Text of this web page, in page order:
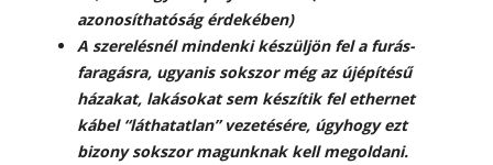
azonosíthatóság érdekében)
A szerelésnél mindenki készüljön fel a furás-
faragásra, ugyanis sokszor még az újépítésű
házakat, lakásokat sem készítik fel ethernet
kábel “láthatatlan” vezetésére, úgyhogy ezt
bizony sokszor magunknak kell megoldani.